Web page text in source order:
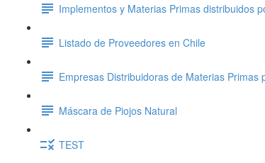
Implementos y Materias Primas distribuidos
Listado de Proveedores en Chile
Empresas Distribuidoras de Materias Primas
Máscara de Piojos Natural
TEST